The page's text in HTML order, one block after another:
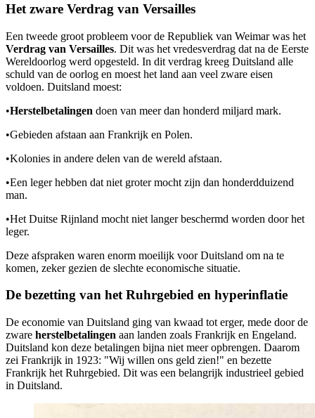
Het zware Verdrag van Versailles
Een tweede groot probleem voor de Republiek van Weimar was het
Verdrag van Versailles. Dit was het vredesverdrag dat na de Eerste
Wereldoorlog werd opgesteld. In dit verdrag kreeg Duitsland alle
schuld van de oorlog en moest het land aan veel zware eisen
voldoen. Duitsland moest:
•Herstelbetalingen doen van meer dan honderd miljard mark.
•Gebieden afstaan aan Frankrijk en Polen.
•Kolonies in andere delen van de wereld afstaan.
•Een leger hebben dat niet groter mocht zijn dan honderdduizend
man.
•Het Duitse Rijnland mocht niet langer beschermd worden door het
leger.
Deze afspraken waren enorm moeilijk voor Duitsland om na te
komen, zeker gezien de slechte economische situatie.
De bezetting van het Ruhrgebied en hyperinflatie
De economie van Duitsland ging van kwaad tot erger, mede door de
zware herstelbetalingen aan landen zoals Frankrijk en Engeland.
Duitsland kon deze betalingen bijna niet meer opbrengen. Daarom
zei Frankrijk in 1923: "Wij willen ons geld zien!" en bezette
Frankrijk het Ruhrgebied. Dit was een belangrijk industrieel gebied
in Duitsland.